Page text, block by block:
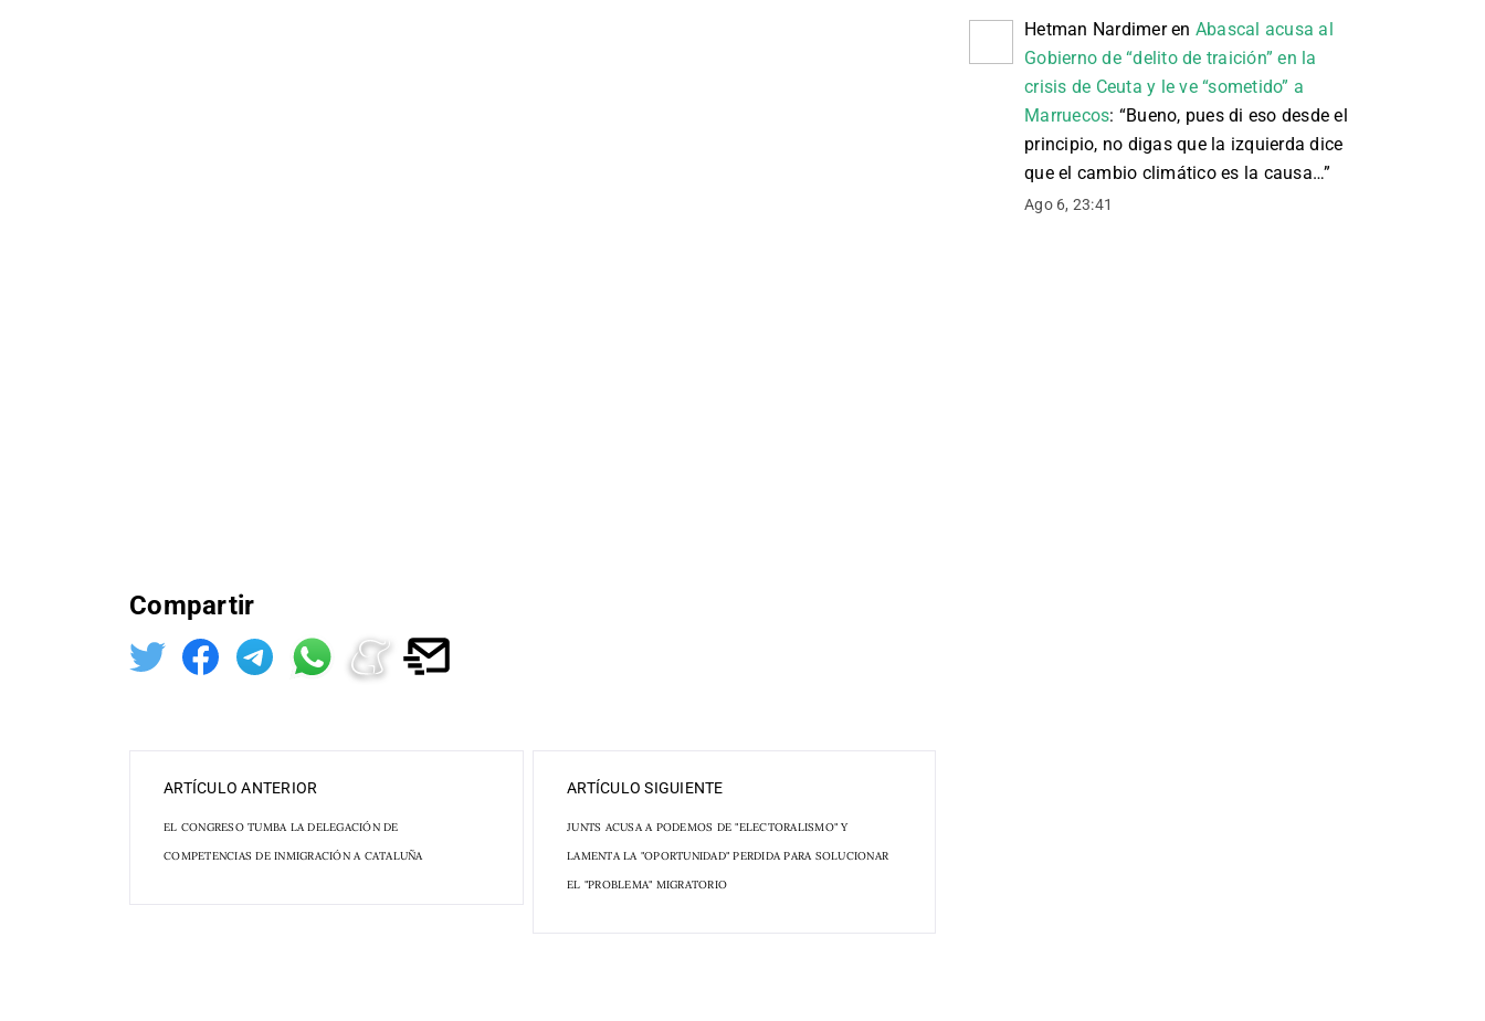
Compartir
ARTÍCULO ANTERIOR
EL CONGRESO TUMBA LA DELEGACIÓN DE
COMPETENCIAS DE INMIGRACIÓN A CATALUÑA
ARTÍCULO SIGUIENTE
JUNTS ACUSA A PODEMOS DE "ELECTORALISMO" Y
LAMENTA LA "OPORTUNIDAD" PERDIDA PARA SOLUCIONAR
EL "PROBLEMA" MIGRATORIO
Hetman Nardimeren Abascal acusa al
Gobierno de “delito de traición” en la
crisis de Ceuta y le ve “sometido” a
Marruecos: “Bueno, pues di eso desde el
principio, no digas que la izquierda dice
que el cambio climático es la causa…”
Ago 6, 23:41